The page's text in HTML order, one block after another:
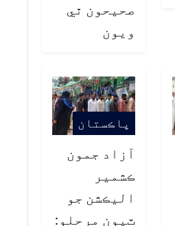
صحيحون ٿي
ويون
پاڪستان
آزاد جمون
ڪشمير
اليڪشن جو
ٽيون مرحلو: